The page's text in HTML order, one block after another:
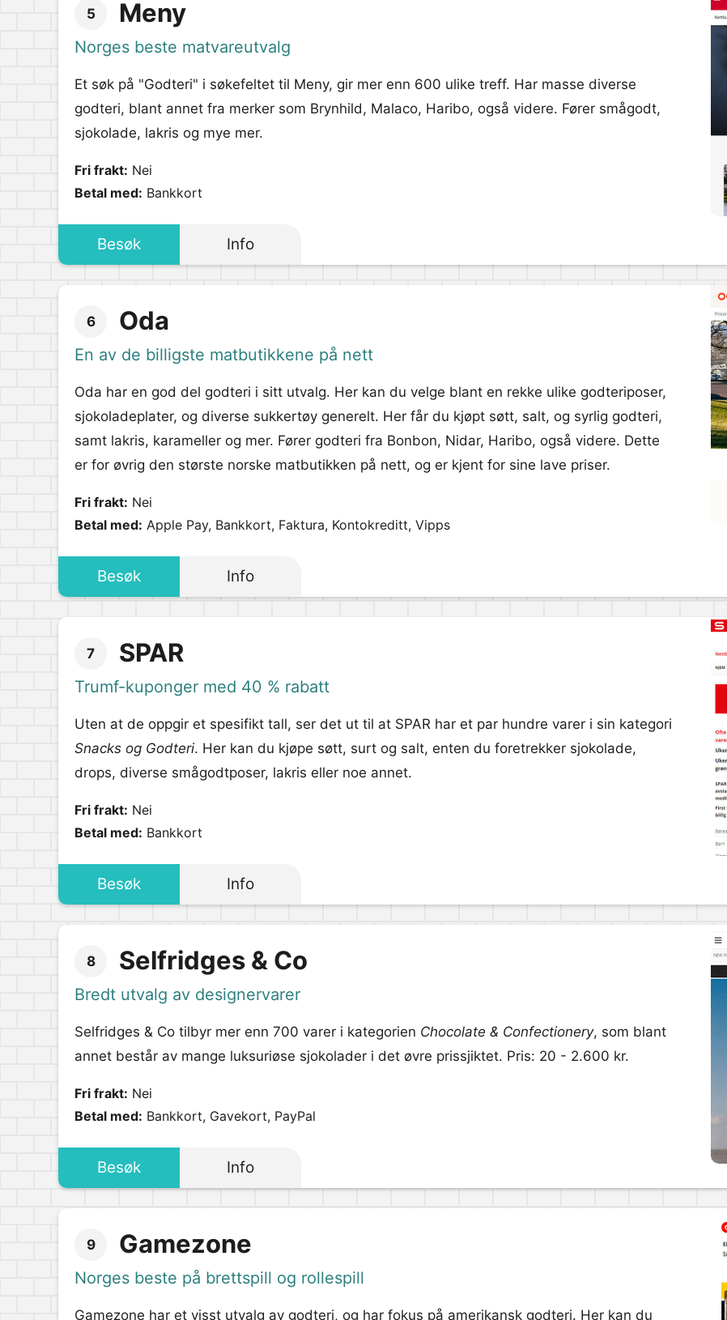
5 Meny
Norges beste matvareutvalg
Et søk på "Godteri" i søkefeltet til Meny, gir mer enn 600 ulike treff. Har masse diverse
godteri, blant annet fra merker som Brynhild, Malaco, Haribo, også videre. Fører smågodt,
sjokolade, lakris og mye mer.
Fri frakt: Nei
Betal med: Bankkort
Besøk Info
6 Oda
En av de billigste matbutikkene på nett
Oda har en god del godteri i sitt utvalg. Her kan du velge blant en rekke ulike godteriposer,
sjokoladeplater, og diverse sukkertøy generelt. Her får du kjøpt søtt, salt, og syrlig godteri,
samt lakris, karameller og mer. Fører godteri fra Bonbon, Nidar, Haribo, også videre. Dette
er for øvrig den største norske matbutikken på nett, og er kjent for sine lave priser.
Fri frakt: Nei
Betal med: Apple Pay, Bankkort, Faktura, Kontokreditt, Vipps
Besøk Info
7 SPAR
Trumf-kuponger med 40 % rabatt
Uten at de oppgir et spesifikt tall, ser det ut til at SPAR har et par hundre varer i sin kategori
Snacks og Godteri. Her kan du kjøpe søtt, surt og salt, enten du foretrekker sjokolade,
drops, diverse smågodtposer, lakris eller noe annet.
Fri frakt: Nei
Betal med: Bankkort
Besøk Info
8 Selfridges & Co
Bredt utvalg av designervarer
Selfridges & Co tilbyr mer enn 700 varer i kategorien Chocolate & Confectionery, som blant
annet består av mange luksuriøse sjokolader i det øvre prissjiktet. Pris: 20 - 2.600 kr.
Fri frakt: Nei
Betal med: Bankkort, Gavekort, PayPal
Besøk Info
9 Gamezone
Norges beste på brettspill og rollespill
Gamezone har et visst utvalg av godteri, og har fokus på amerikansk godteri. Her kan du